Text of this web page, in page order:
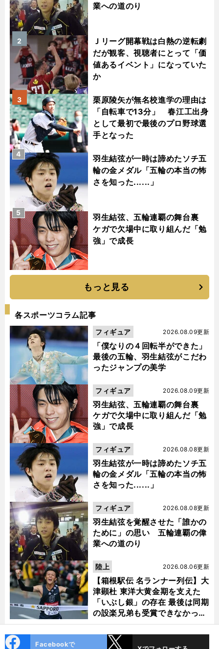
業への道のり
Ｊリーグ開幕戦は白熱の逆転劇
だが観客、視聴者にとって「価
値あるイベント」になっていた
か
2
栗原陵矢が無名校進学の理由は
「自転車で13分」 春江工出身
として最初で最後のプロ野球選
手となった
3
羽生結弦が一時は諦めたソチ五
輪の金メダル「五輪の本当の怖
さを知った......」
4
羽生結弦、五輪連覇の舞台裏
ケガで欠場中に取り組んだ「勉
強」で成長
5
もっと見る
各スポーツコラム記事
「僕なりの４回転半ができた」
最後の五輪、羽生結弦がこだわ
ったジャンプの美学
2026.08.09更新
フィギュア
羽生結弦、五輪連覇の舞台裏
ケガで欠場中に取り組んだ「勉
強」で成長
2026.08.09更新
フィギュア
羽生結弦が一時は諦めたソチ五
輪の金メダル「五輪の本当の怖
さを知った......」
2026.08.08更新
フィギュア
羽生結弦を覚醒させた「誰かの
ために」の思い 五輪連覇の偉
業への道のり
2026.08.08更新
フィギュア
【箱根駅伝 名ランナー列伝】大
津顕杜 東洋大黄金期を支えた
「いぶし銀」の存在 最後は同期
の設楽兄弟も受賞できなかった
金栗杯に輝く
2026.08.06更新
陸上
Facebookで